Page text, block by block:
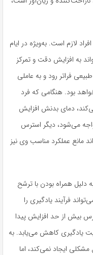
لازم است. به‌ویژه در ایام
به افزایش دقت و تمرکز
فراتر رود و به عاملی
بود. هنگامی که فرد
دمای بدنش افزایش
می‌شود، دیگر استرس
مانع عملکرد مناسب وی نیز
دلیل همراه بودن با ترشح
فرآیند یادگیری را
بیش از حد افزایش پیدا
یادگیری کاهش می‌یابد. به
ایجاد نمی‌کند، اما